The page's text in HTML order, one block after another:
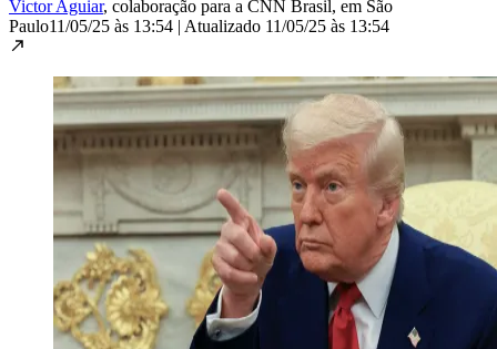
Victor Aguiar, colaboração para a CNN Brasil, em São
Paulo11/05/25 às 13:54 | Atualizado 11/05/25 às 13:54